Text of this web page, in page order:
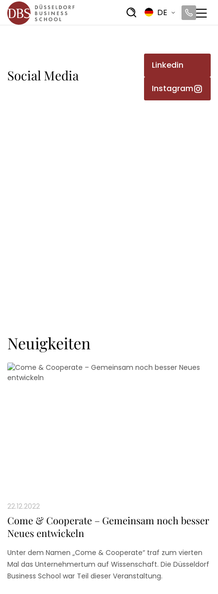
DE
Social Media
Linkedin
Instagram
Neuigkeiten
22.12.2022
Come & Cooperate – Gemeinsam noch besser
Neues entwickeln
Unter dem Namen „Come & Cooperate“ traf zum vierten
Mal das Unternehmertum auf Wissenschaft. Die Düsseldorf
Business School war Teil dieser Veranstaltung.